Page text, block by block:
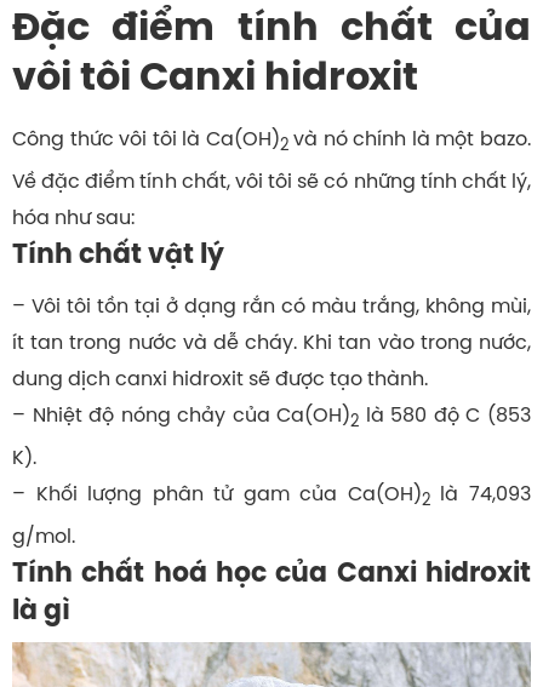
Đặc điểm tính chất của
vôi tôi Canxi hidroxit
Công thức vôi tôi là Ca(OH)2và nó chính là một bazo.
Về đặc điểm tính chất, vôi tôi sẽ có những tính chất lý,
hóa như sau:
Tính chất vật lý
– Vôi tôi tồn tại ở dạng rắn có màu trắng, không mùi,
ít tan trong nước và dễ cháy. Khi tan vào trong nước,
dung dịch canxi hidroxit sẽ được tạo thành.
– Nhiệt độ nóng chảy của Ca(OH)2 là 580 độ C (853
K).
– Khối lượng phân tử gam của Ca(OH)2là 74,093
g/mol.
Tính chất hoá học của Canxi hidroxit
là gì